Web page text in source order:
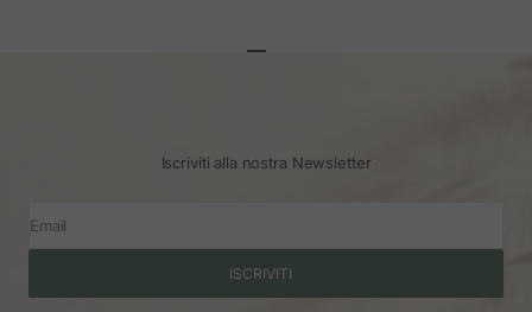
Iscriviti alla nostra Newsletter
Email
ISCRIVITI